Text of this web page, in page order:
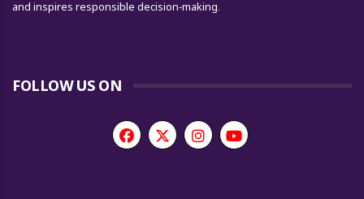
and inspires responsible decision-making.
FOLLOW US ON